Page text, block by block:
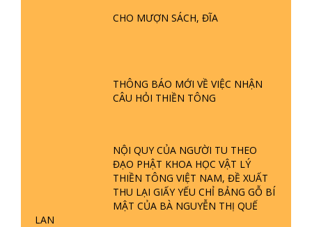
CHO MƯỢN SÁCH, ĐĨA
THÔNG BÁO MỚI VỀ VIỆC NHẬN
CÂU HỎI THIỀN TÔNG
NỘI QUY CỦA NGƯỜI TU THEO
ĐẠO PHẬT KHOA HỌC VẬT LÝ
THIỀN TÔNG VIỆT NAM, ĐỀ XUẤT
THU LẠI GIẤY YẾU CHỈ BẢNG GỖ BÍ
MẬT CỦA BÀ NGUYỄN THỊ QUẾ
LAN
TTTD
TĂNG? | TTTD
GIẢI ĐÁP THIỀN TÔNG ĐẶC BIỆT P22
- TẠI SAO TRÁI ĐẤT NHIỀU THIÊN TAI
- LŨ LỤT - HỎA HOẠN | TTTD